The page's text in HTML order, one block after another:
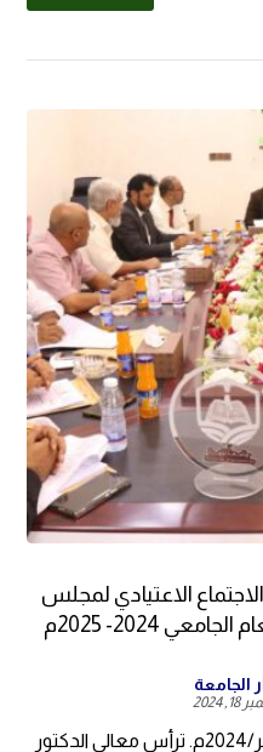
الاعتيادي لمجلس
2024- 2025م
الجامعة
2024
المهرة/إعلام الجامعة: 18/سبتمبر/2024م. ترأس معالي الدكتور